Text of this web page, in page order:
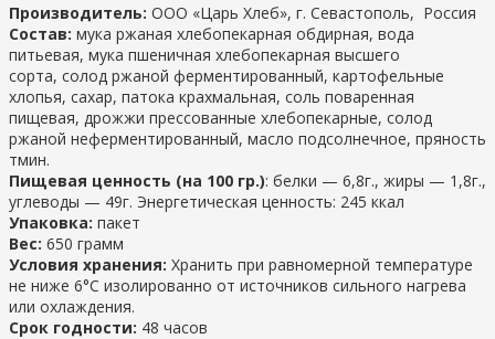
Производитель: ООО «Царь Хлеб», г. Севастополь, Россия
Состав: мука ржаная хлебопекарная обдирная, вода
питьевая, мука пшеничная хлебопекарная высшего
сорта, солод ржаной ферментированный, картофельные
хлопья, сахар, патока крахмальная, соль поваренная
пищевая, дрожжи прессованные хлебопекарные, солод
ржаной неферментированный, масло подсолнечное, пряность
тмин.
Пищевая ценность (на 100 гр.): белки — 6,8г., жиры — 1,8г.,
углеводы — 49г. Энергетическая ценность: 245 ккал
Упаковка: пакет
Вес: 650 грамм
Условия хранения: Хранить при равномерной температуре
не ниже 6°С изолированно от источников сильного нагрева
или охлаждения.
Срок годности: 48 часов